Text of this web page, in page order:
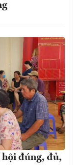
hội đúng, đủ,